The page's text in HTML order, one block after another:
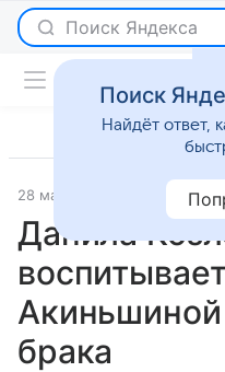
Поиск Яндекса
28 мая 2026
Данила
Акиньшиной
брака
Поиск
Найдёт ответ,